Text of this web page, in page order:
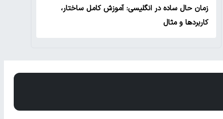
زمان حال ساده در انگلیسی: آموزش کامل ساختار،
کاربردها و مثال